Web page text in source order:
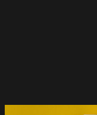
Avisos Legais